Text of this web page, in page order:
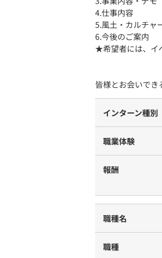
4.仕事内容
5.風土・カルチャ
6.今後のご案内
★希望者には、イ
皆様とお会いでき
インターン種別
職業体験
報酬
職種名
職種